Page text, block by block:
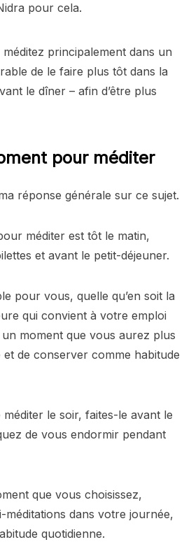
pour cela.
principalement dans un
de le faire plus tôt dans la
le dîner – afin d’être plus
pour méditer
réponse générale sur ce sujet.
méditer est tôt le matin,
et avant le petit-déjeuner.
pour vous, quelle qu’en soit la
qui convient à votre emploi
moment que vous aurez plus
de conserver comme habitude
méditer le soir, faites-le avant le
de vous endormir pendant
que vous choisissez,
méditations dans votre journée,
quotidienne.